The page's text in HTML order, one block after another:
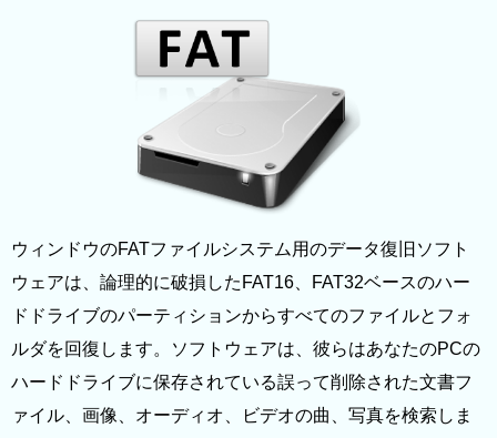
ウィンドウのFATファイルシステム用のデータ復旧ソフト
ウェアは、論理的に破損したFAT16、FAT32ベースのハー
ドドライブのパーティションからすべてのファイルとフォ
ルダを回復します。ソフトウェアは、彼らはあなたのPCの
ハードドライブに保存されている誤って削除された文書フ
ァイル、画像、オーディオ、ビデオの曲、写真を検索しま